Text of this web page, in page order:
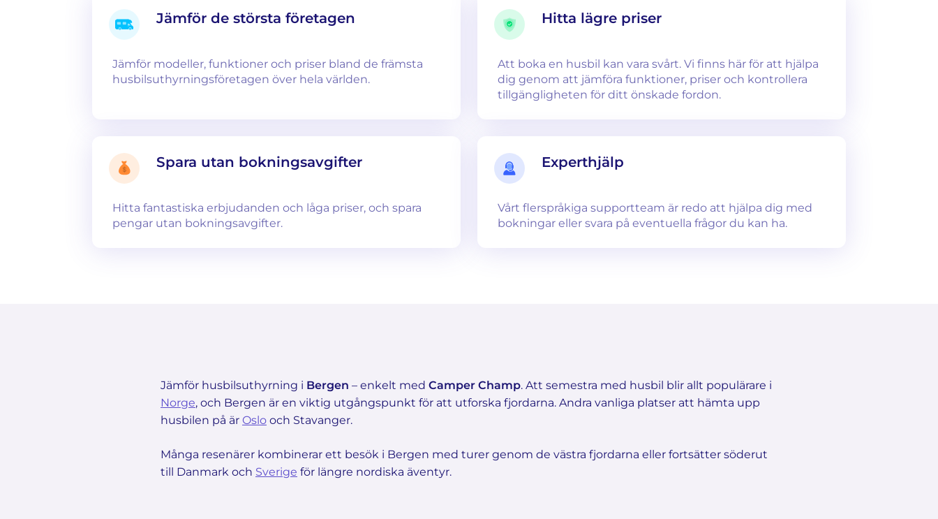
Jämför de största företagen
Jämför modeller, funktioner och priser bland de främsta
husbilsuthyrningsföretagen över hela världen.
Hitta lägre priser
Att boka en husbil kan vara svårt. Vi finns här för att hjälpa
dig genom att jämföra funktioner, priser och kontrollera
tillgängligheten för ditt önskade fordon.
Spara utan bokningsavgifter
Hitta fantastiska erbjudanden och låga priser, och spara
pengar utan bokningsavgifter.
Experthjälp
Vårt flerspråkiga supportteam är redo att hjälpa dig med
bokningar eller svara på eventuella frågor du kan ha.
Jämför husbilsuthyrning i Bergen – enkelt med Camper Champ. Att semestra med husbil blir allt populärare i
Norge, och Bergen är en viktig utgångspunkt för att utforska fjordarna. Andra vanliga platser att hämta upp
husbilen på är Oslo och Stavanger.
Många resenärer kombinerar ett besök i Bergen med turer genom de västra fjordarna eller fortsätter söderut
till Danmark och Sverige för längre nordiska äventyr.